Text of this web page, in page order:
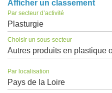
Afficher un classement
Par secteur d’activité
Plasturgie
Choisir un sous-secteur
Autres produits en plastique
Par localisation
Pays de la Loire